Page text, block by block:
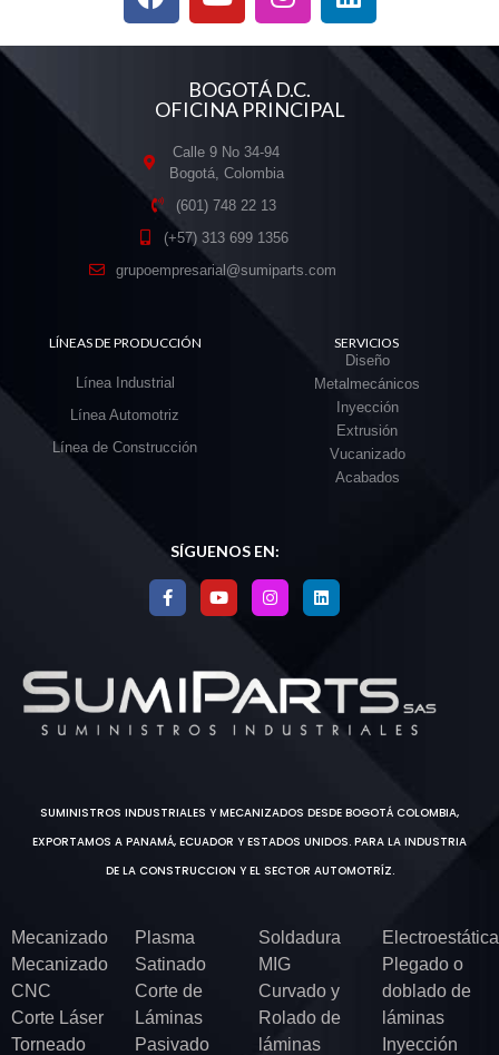
BOGOTÁ D.C.
OFICINA PRINCIPAL
Calle 9 No 34-94
Bogotá, Colombia
(601) 748 22 13
(+57) 313 699 1356
grupoempresarial@sumiparts.com
LÍNEAS DE PRODUCCIÓN
Línea Industrial
Línea Automotriz
Línea de Construcción
SERVICIOS
Diseño
Metalmecánicos
Inyección
Extrusión
Vucanizado
Acabados
SÍGUENOS EN:
SUMINISTROS INDUSTRIALES Y MECANIZADOS DESDE BOGOTÁ COLOMBIA,
EXPORTAMOS A PANAMÁ, ECUADOR Y ESTADOS UNIDOS. PARA LA INDUSTRIA
DE LA CONSTRUCCION Y EL SECTOR AUTOMOTRÍZ.
Mecanizado
Mecanizado
CNC
Corte Láser
Torneado
Plasma
Satinado
Corte de
Láminas
Pasivado
Soldadura
MIG
Curvado y
Rolado de
láminas
Electroestática
Plegado o
doblado de
láminas
Inyección